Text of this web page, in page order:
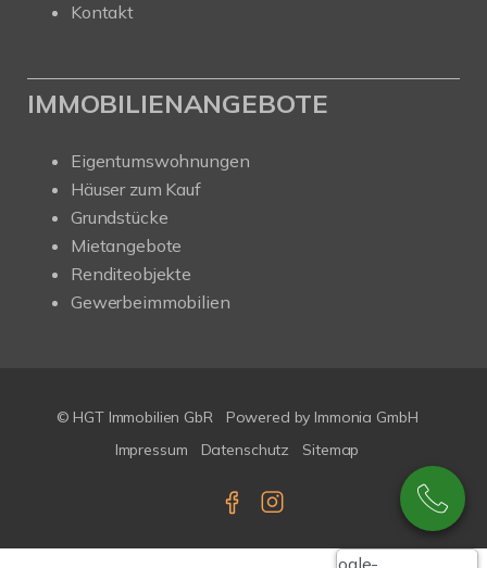
Kontakt
IMMOBILIENANGEBOTE
Eigentumswohnungen
Häuser zum Kauf
Grundstücke
Mietangebote
Renditeobjekte
Gewerbeimmobilien
© HGT Immobilien GbR
Powered by Immonia GmbH
Impressum
Datenschutz Sitemap
Google-